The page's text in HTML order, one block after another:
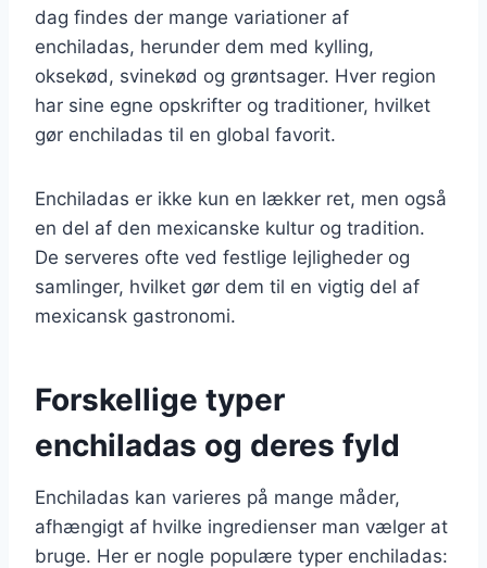
dag findes der mange variationer af
enchiladas, herunder dem med kylling,
oksekød, svinekød og grøntsager. Hver region
har sine egne opskrifter og traditioner, hvilket
gør enchiladas til en global favorit.
Enchiladas er ikke kun en lækker ret, men også
en del af den mexicanske kultur og tradition.
De serveres ofte ved festlige lejligheder og
samlinger, hvilket gør dem til en vigtig del af
mexicansk gastronomi.
Forskellige typer
enchiladas og deres fyld
Enchiladas kan varieres på mange måder,
afhængigt af hvilke ingredienser man vælger at
bruge. Her er nogle populære typer enchiladas: